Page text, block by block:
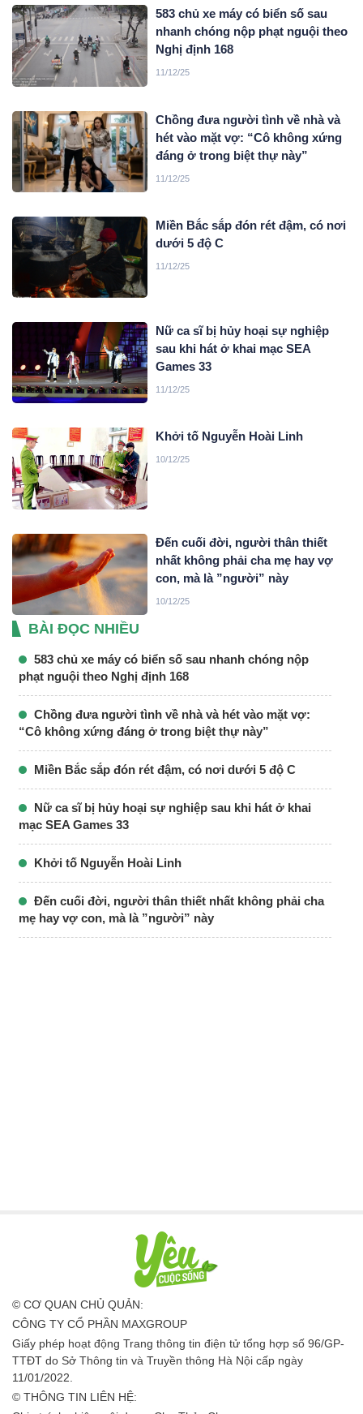
583 chủ xe máy có biển số sau
nhanh chóng nộp phạt nguội theo
Nghị định 168
11/12/25
Chồng đưa người tình về nhà và
hét vào mặt vợ: “Cô không xứng
đáng ở trong biệt thự này”
11/12/25
Miền Bắc sắp đón rét đậm, có nơi
dưới 5 độ C
11/12/25
Nữ ca sĩ bị hủy hoại sự nghiệp
sau khi hát ở khai mạc SEA
Games 33
11/12/25
Khởi tố Nguyễn Hoài Linh
10/12/25
Đến cuối đời, người thân thiết
nhất không phải cha mẹ hay vợ
con, mà là ”người” này
10/12/25
BÀI ĐỌC NHIỀU
583 chủ xe máy có biển số sau nhanh chóng nộp
phạt nguội theo Nghị định 168
Chồng đưa người tình về nhà và hét vào mặt vợ:
“Cô không xứng đáng ở trong biệt thự này”
Miền Bắc sắp đón rét đậm, có nơi dưới 5 độ C
Nữ ca sĩ bị hủy hoại sự nghiệp sau khi hát ở khai
mạc SEA Games 33
Khởi tố Nguyễn Hoài Linh
Đến cuối đời, người thân thiết nhất không phải cha
mẹ hay vợ con, mà là ”người” này
© CƠ QUAN CHỦ QUẢN:
CÔNG TY CỔ PHẦN MAXGROUP
Giấy phép hoạt động Trang thông tin điện tử tổng hợp số 96/GP-
TTĐT do Sở Thông tin và Truyền thông Hà Nội cấp ngày
11/01/2022.
© THÔNG TIN LIÊN HỆ: